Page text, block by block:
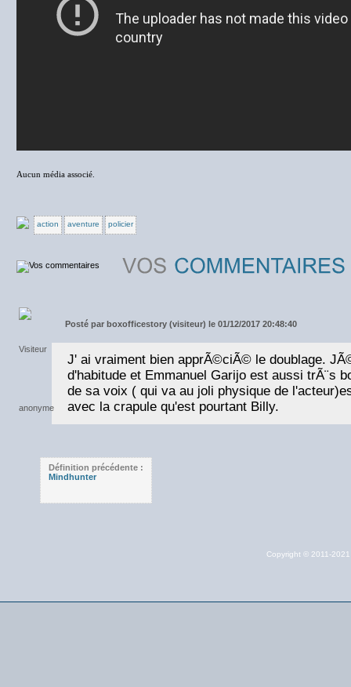
Aucun média associé.
action aventure policier
Posté par boxofficestory (visiteur) le 01/12/2017 20:48:40
J' ai vraiment bien apprÃ©ciÃ© le doublage.
d'habitude et Emmanuel Garijo est aussi trÃ¨s
de sa voix ( qui va au joli physique de
avec la crapule qu'est pourtant Billy.
Définition précédente :
Mindhunter
Copyright © 2011-